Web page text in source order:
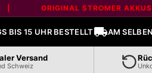
valid section type
ORIGINAL STROMER AKKUS
BIS 15 UHR BESTELLT AM
Versand
Schweiz